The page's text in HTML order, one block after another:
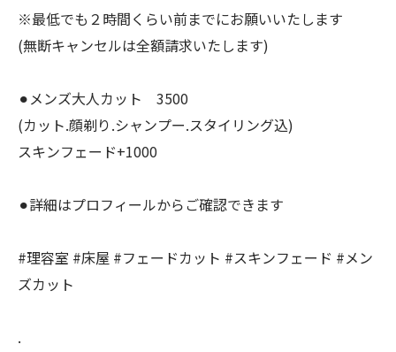
※最低でも２時間くらい前までにお願いいたします
(無断キャンセルは全額請求いたします)
⚫︎メンズ大人カット 3500
(カット.顔剃り.シャンプー.スタイリング込)
スキンフェード+1000
⚫︎詳細はプロフィールからご確認できます
#理容室 #床屋 #フェードカット #スキンフェード #メン
ズカット
.